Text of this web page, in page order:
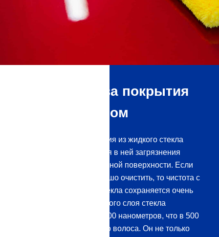
Преимущества покрытия
жидким стеклом
После нанесения покрытия из жидкого стекла
жидкость и содержащиеся в ней загрязнения
скатываются с обработанной поверхности. Если
его предварительно хорошо очистить, то чистота с
покрытием из жидкого стекла сохраняется очень
долго. Толщина полученного слоя стекла
составляет всего около 100 нанометров, что в 500
раз тоньше человеческого волоса. Он не только